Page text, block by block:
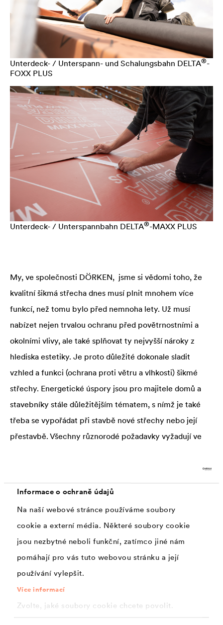
Informace o ochraně údajů
Na naší webové stránce používáme soubory
cookie a externí média. Některé soubory cookie
jsou nezbytné neboli funkční, zatímco jiné nám
pomáhají pro vás tuto webovou stránku a její
používání vylepšit.
Více informací
Zvolte, jaké soubory cookie chcete povolit.
Unterdeck- / Unterspann- und Schalungsbahn DELTA®-
FOXX PLUS
Unterdeck- / Unterspannbahn DELTA®-MAXX PLUS
My, ve společnosti DÖRKEN, jsme si vědomi toho, že
kvalitní šikmá střecha dnes musí plnit mnohem více
funkcí, než tomu bylo před nemnoha lety. Už musí
nabízet nejen trvalou ochranu před povětrnostními a
okolními vlivy, ale také splňovat ty nejvyšší nároky z
hlediska estetiky. Je proto důležité dokonale sladit
vzhled a funkci (ochrana proti větru a vlhkosti) šikmé
střechy. Energetické úspory jsou pro majitele domů a
stavebníky stále důležitějším tématem, s nímž je také
třeba se vypořádat při stavbě nové střechy nebo její
přestavbě. Všechny různorodé požadavky vyžadují ve
speciálních materiálů. Proto by šikmé střechy měly být
naplánovány a provedeny tak, aby mohly převzít
měly by nabízet dlouhodobou ochranu před
povětrnostními vlivy jako je déšť, sníh a vítr, dále
před horkem a chladem, ale také před jemným
prachem atd.
vzhledem k tomu, že střecha tvoří velkou část
vnějšího povrchu budovy, měla by významně
přispívat k úspoře energie,